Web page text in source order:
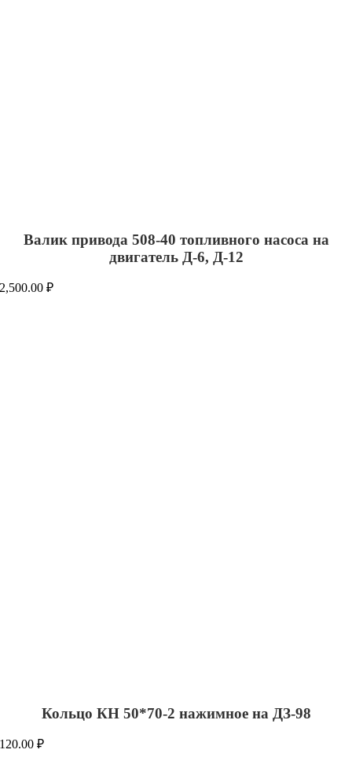
Валик привода 508-40 топливного насоса на
двигатель Д-6, Д-12
2,500.00₽
Кольцо КН 50*70-2 нажимное на ДЗ-98
120.00₽